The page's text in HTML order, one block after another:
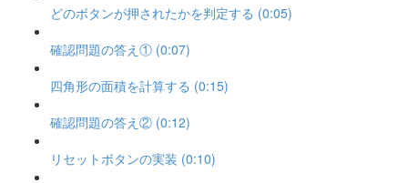
どのボタンが押されたかを判定する (0:05)
確認問題の答え① (0:07)
四角形の面積を計算する (0:15)
確認問題の答え② (0:12)
リセットボタンの実装 (0:10)